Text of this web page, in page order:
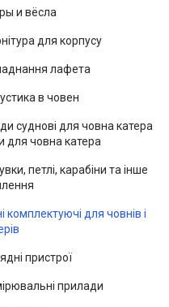
и вёсла
для корпусу
лафета
в човен
суднові для човна катера
для човна катера
петлі, карабіни та інше
комплектуючі для човнів і
пристрої
прилади